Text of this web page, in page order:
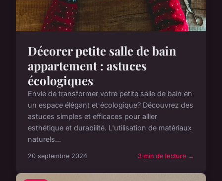
Décorer petite salle de bain
appartement : astuces
écologiques
Envie de transformer votre petite salle de bain en
un espace élégant et écologique? Découvrez des
astuces simples et efficaces pour allier
esthétique et durabilité. L'utilisation de matériaux
naturels...
20 septembre 2024 3 min de lecture →